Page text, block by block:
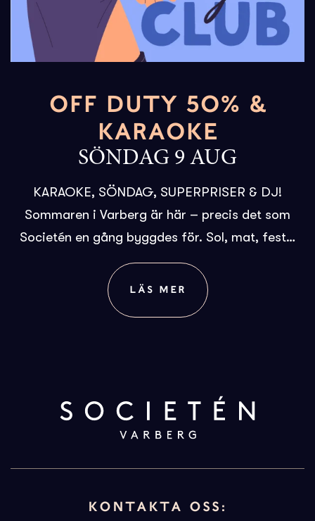
OFF DUTY 50% &
KARAOKE
SÖNDAG 9 AUG
KARAOKE, SÖNDAG, SUPERPRISER & DJ!
Sommaren i Varberg är här – precis det som
Societén en gång byggdes för. Sol, mat, fest…
LÄS MER
KONTAKTA OSS: